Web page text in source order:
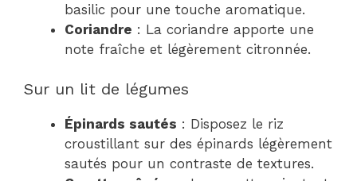
basilic pour une touche aromatique.
Coriandre : La coriandre apporte une
note fraîche et légèrement citronnée.
Sur un lit de légumes
Épinards sautés : Disposez le riz
croustillant sur des épinards légèrement
sautés pour un contraste de textures.